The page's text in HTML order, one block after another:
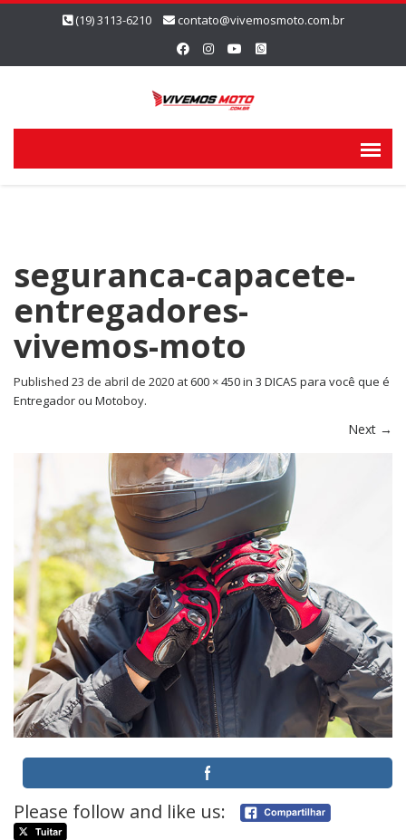
(19) 3113-6210 contato@vivemosmoto.com.br
seguranca-capacete-
entregadores-
vivemos-moto
Published 23 de abril de 2020 at 600 × 450in 3 DICAS para você que é
Entregador ou Motoboy.
Next →
Please follow and like us: